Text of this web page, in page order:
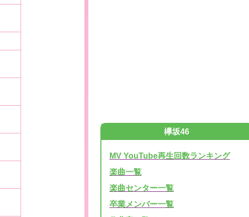
欅坂46
MV YouTube再生回数ランキング
楽曲一覧
楽曲センター一覧
卒業メンバー一覧